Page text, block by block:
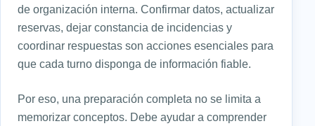
de organización interna. Confirmar datos, actualizar
reservas, dejar constancia de incidencias y
coordinar respuestas son acciones esenciales para
que cada turno disponga de información fiable.
Por eso, una preparación completa no se limita a
memorizar conceptos. Debe ayudar a comprender